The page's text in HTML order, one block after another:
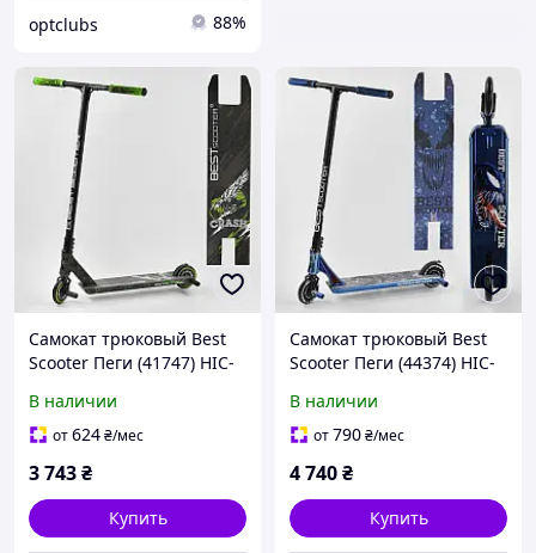
optclubs 88%
Самокат трюковый Best
Scooter Пеги (41747) HIC-
В наличии
от624₴/мес
3 743₴
Купить
Самокат трюковый Best
Scooter Пеги (44374) HIC-
В наличии
от790₴/мес
4 740₴
Купить